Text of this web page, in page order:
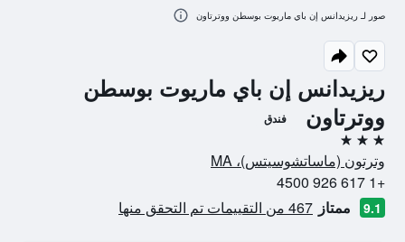
ريزيدانس إن باي ماريوت بوسطن
ووترتاون
فندق
3 نجوم
وترتون (ماساتشوسيتس)، MA
+1 617 926 4500
9.1 ممتاز 467 من التقييمات تم التحقق منها
صور لـ ريزيدانس إن باي ماريوت بوسطن ووترتاون